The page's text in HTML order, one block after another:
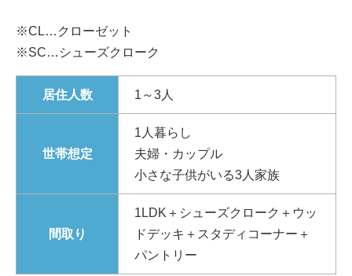
※CL…クローゼット
※SC…シューズクローク
居住人数 1～3人
世帯想定
1人暮らし
夫婦・カップル
小さな子供がいる3人家族
間取り
1LDK＋シューズクローク＋ウッ
ドデッキ＋スタディコーナー＋
パントリー